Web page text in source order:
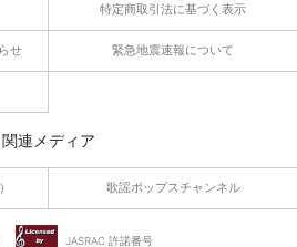
特定商取引法に基づく表示
せ 緊急地震速報について
関連メディア
歌謡ポップスチャンネル
JASRAC 許諾番号